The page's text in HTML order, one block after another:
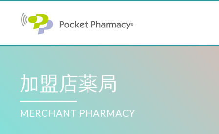
加盟店薬局
MERCHANT PHARMACY